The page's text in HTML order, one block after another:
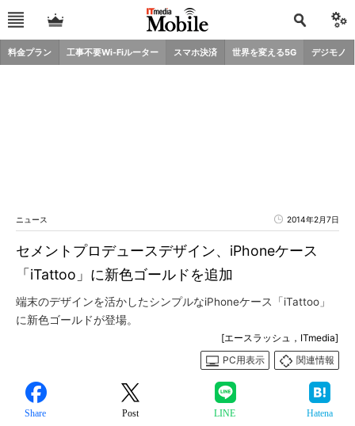
料金プラン 工事不要Wi-Fiルーター スマホ決済 世界を変える5G デジモノ
ニュース 2014年2月7日
セメントプロデュースデザイン、iPhoneケース
「iTattoo」に新色ゴールドを追加
端末のデザインを活かしたシンプルなiPhoneケース「iTattoo」
に新色ゴールドが登場。
[エースラッシュ，ITmedia]
PC用表示
関連情報
Share Post LINE Hatena